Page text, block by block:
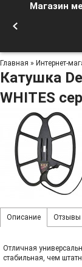
Главная » Интернет-
Катушка
WHITES
Описание Отзывы
Отличная
стабильная, чем